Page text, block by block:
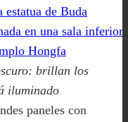
brillan los
iluminado
paneles con